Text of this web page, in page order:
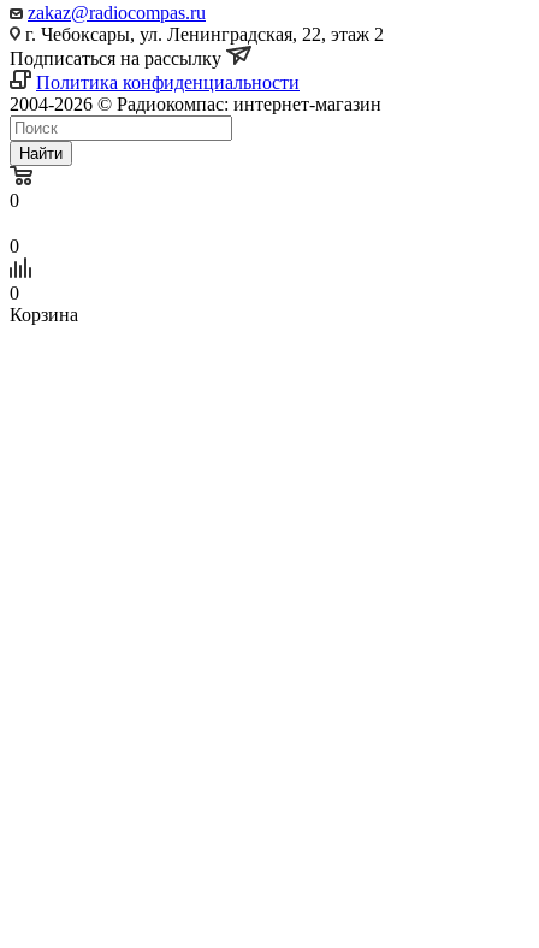
zakaz@radiocompas.ru
г. Чебоксары, ул. Ленинградская, 22, этаж 2
Подписаться на рассылку
Политика конфиденциальности
2004-2026 © Радиокомпас: интернет-магазин
Найти
0
0
0
Корзина